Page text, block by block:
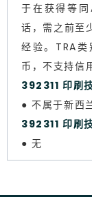
于在获得等
话，需之前至
经验。TRA
币，不支持信
392311 印刷
● 不属于新西
392311 印刷
● 无